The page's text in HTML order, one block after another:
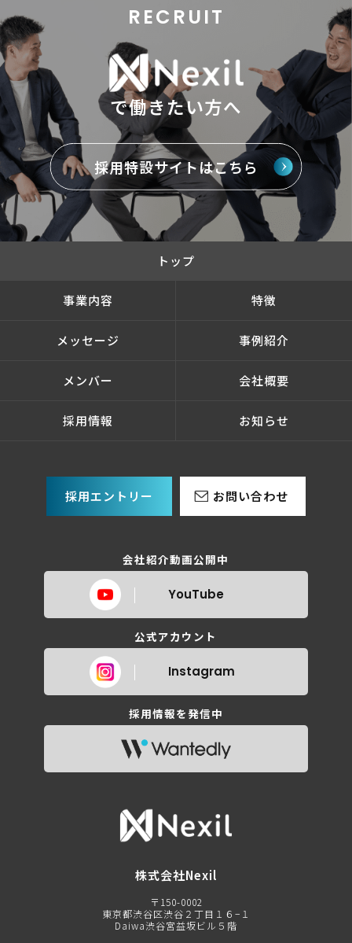
RECRUIT
で働きたい方へ
採用特設サイトはこちら
トップ
事業内容 特徴
メッセージ 事例紹介
メンバー 会社概要
採用情報 お知らせ
採用エントリー お問い合わせ
会社紹介動画公開中
YouTube
公式アカウント
Instagram
採用情報を発信中
株式会社Nexil
〒150-0002
東京都渋谷区渋谷２丁目１６−１
Daiwa渋谷宮益坂ビル５階